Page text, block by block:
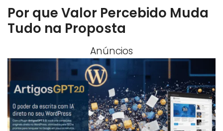
Por que Valor Percebido Muda
Tudo na Proposta
Anúncios